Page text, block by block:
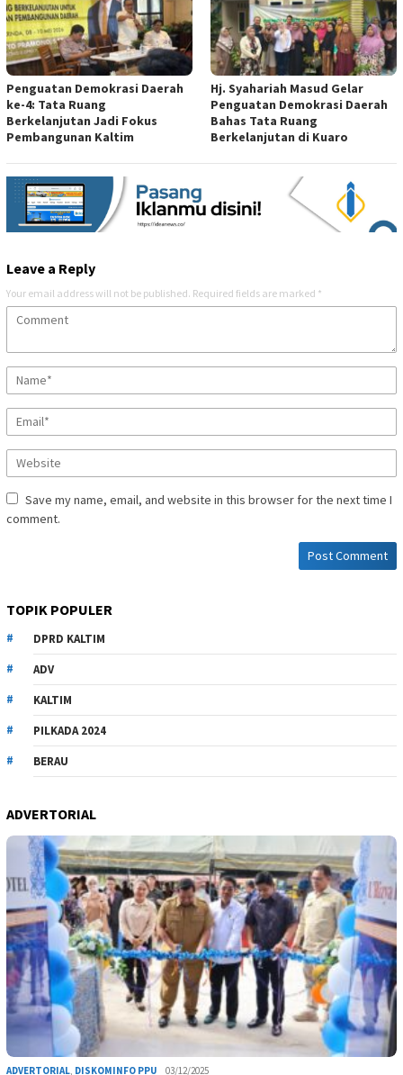
Penguatan Demokrasi Daerah
ke-4: Tata Ruang
Berkelanjutan Jadi Fokus
Pembangunan Kaltim
Hj. Syahariah Masud Gelar
Penguatan Demokrasi Daerah
Bahas Tata Ruang
Berkelanjutan di Kuaro
Leave a Reply
Your email address will not be published. Required fields are marked *
Save my name, email, and website in this browser for the next time I
comment.
TOPIK POPULER
DPRD KALTIM
ADV
KALTIM
PILKADA 2024
BERAU
ADVERTORIAL
ADVERTORIAL, DISKOMINFO PPU 03/12/2025